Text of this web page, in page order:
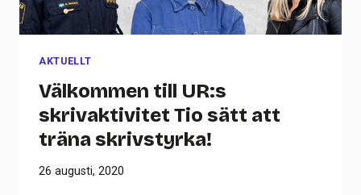
AKTUELLT
Välkommen till UR:s
skrivaktivitet Tio sätt att
träna skrivstyrka!
26 augusti, 2020